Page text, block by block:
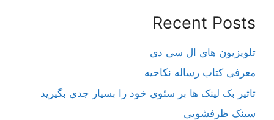
Recent Posts
تلویزیون های ال سی دی
معرفی کتاب رساله نکاحیه
تاثیر بک لینک ها بر سئوی خود را بسیار جدی بگیرید
سینک ظرفشویی